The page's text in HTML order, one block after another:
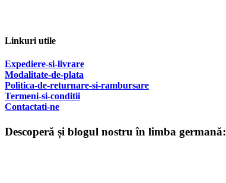
Linkuri utile
Expediere-si-livrare
Modalitate-de-plata
Politica-de-returnare-si-rambursare
Termeni-si-conditii
Contactati-ne
Descoperă și blogul nostru în limba germană: